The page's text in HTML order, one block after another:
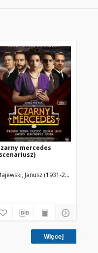
mercedes
Janusz (1931-2024)
Więcej